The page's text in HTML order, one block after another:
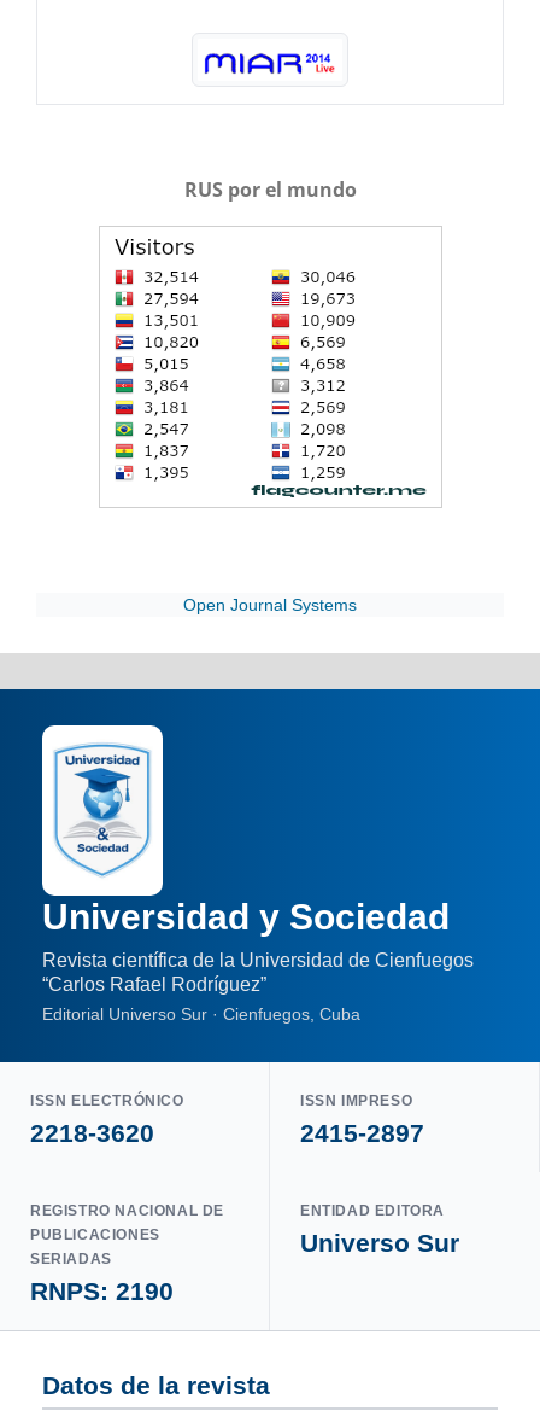
RUS por el mundo
Open Journal Systems
Universidad y Sociedad
Revista científica de la Universidad de Cienfuegos
“Carlos Rafael Rodríguez”
Editorial Universo Sur · Cienfuegos, Cuba
ISSN ELECTRÓNICO
2218-3620
ISSN IMPRESO
2415-2897
REGISTRO NACIONAL DE
PUBLICACIONES
SERIADAS
RNPS: 2190
ENTIDAD EDITORA
Universo Sur
Datos de la revista